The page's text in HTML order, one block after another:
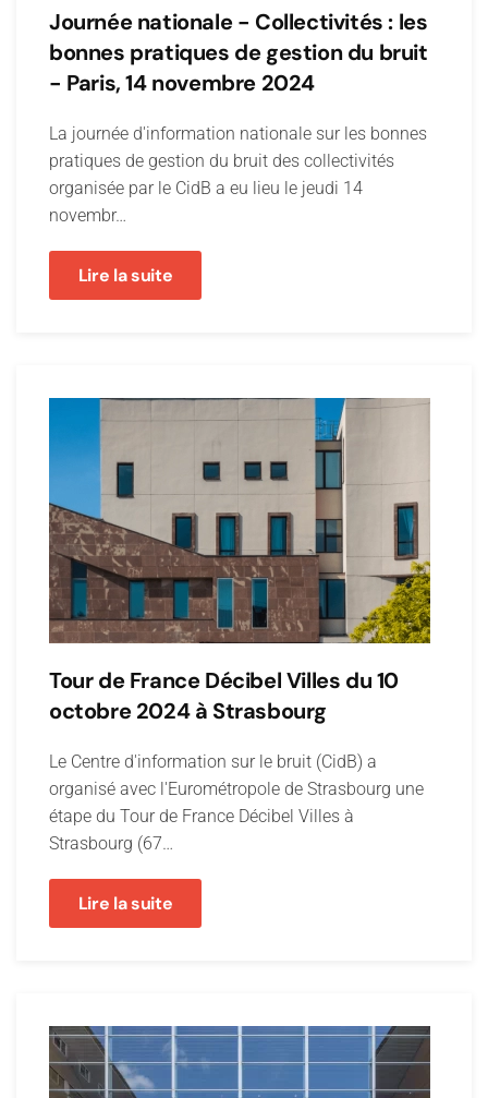
Journée nationale - Collectivités : les
bonnes pratiques de gestion du bruit
- Paris, 14 novembre 2024
La journée d'information nationale sur les bonnes
pratiques de gestion du bruit des collectivités
organisée par le CidB a eu lieu le jeudi 14
novembr…
Lire la suite
Tour de France Décibel Villes du 10
octobre 2024 à Strasbourg
Le Centre d'information sur le bruit (CidB) a
organisé avec l'Eurométropole de Strasbourg une
étape du Tour de France Décibel Villes à
Strasbourg (67…
Lire la suite